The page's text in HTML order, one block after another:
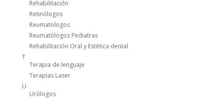
Rehabilitación
Retinólogos
Reumatologos
Reumatólogos Pediatras
Rehabilitación Oral y Estética dental
T
Terapia de lenguaje
Terapias Laser
U
Urólogos